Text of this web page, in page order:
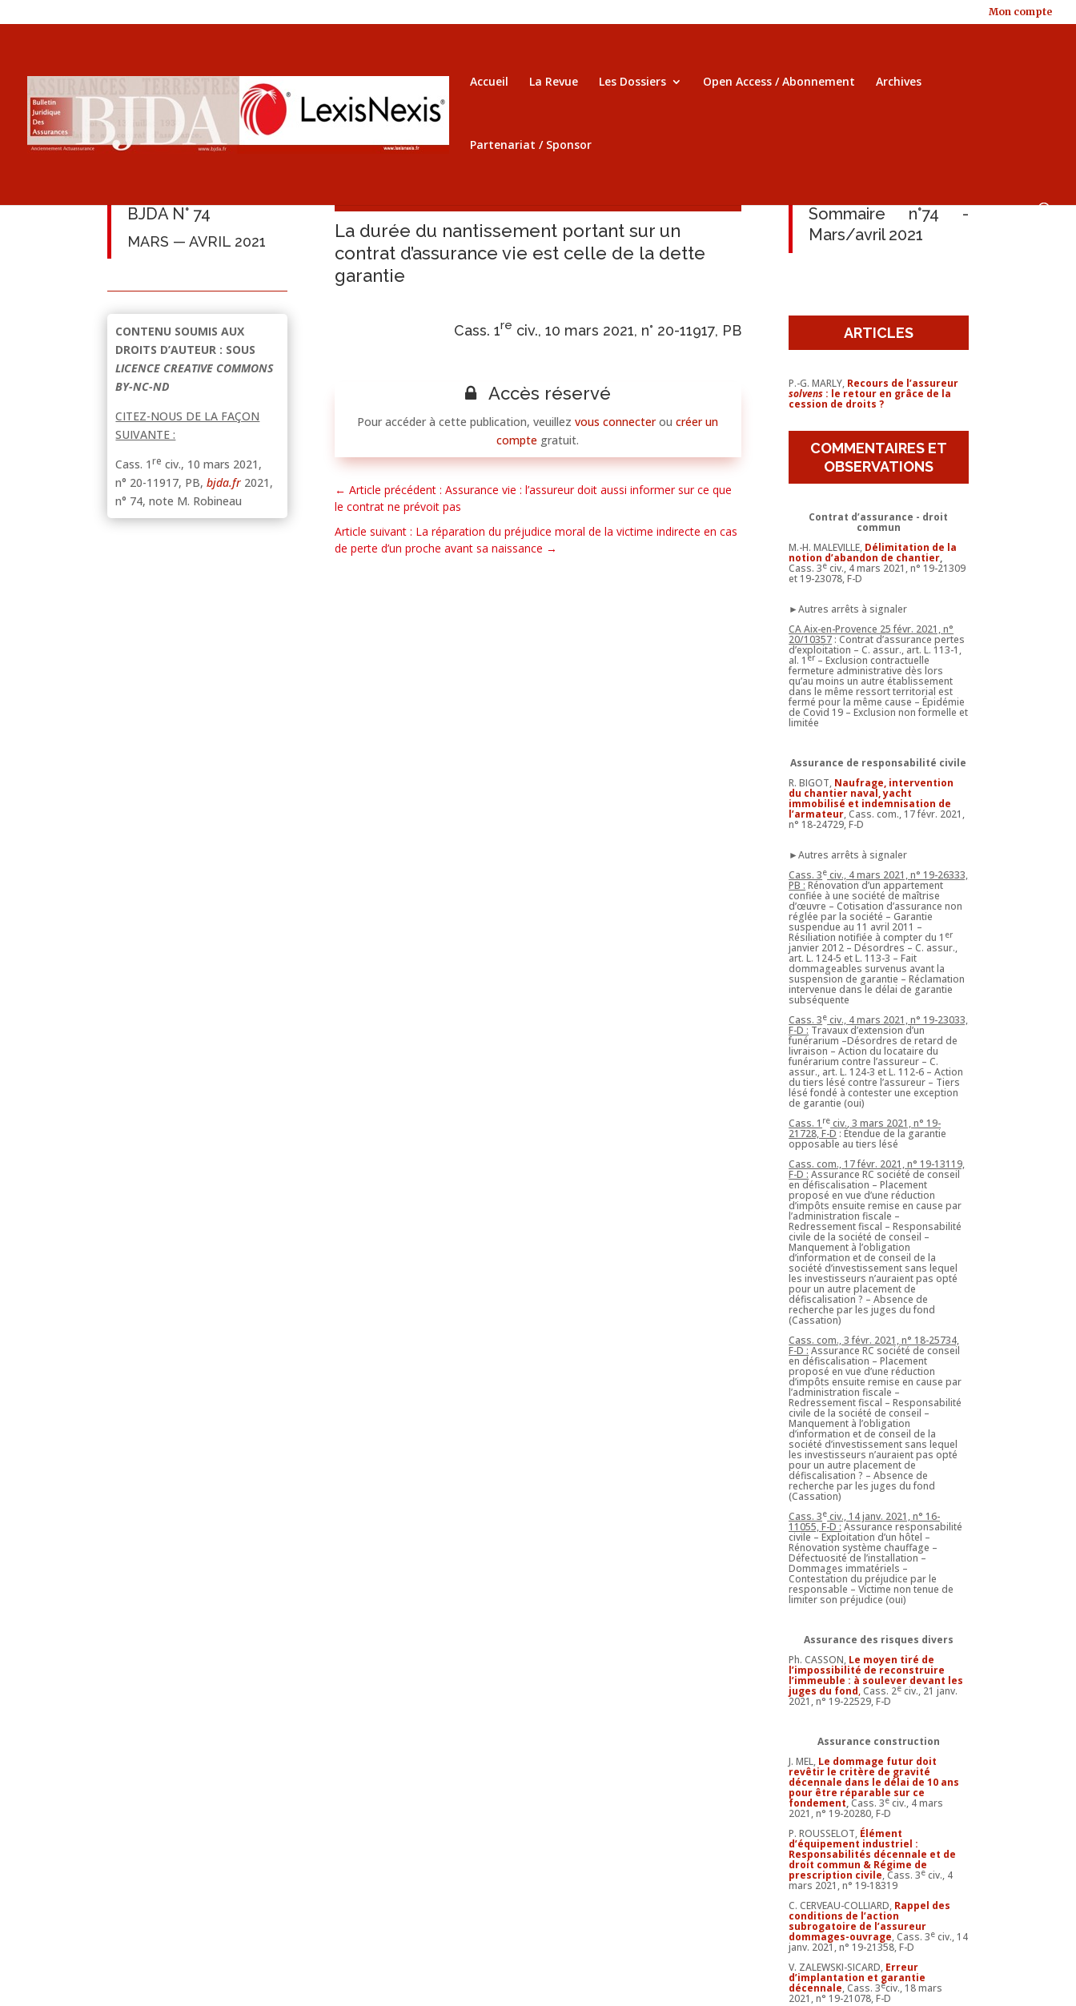
Mon compte
Accueil La Revue Les Dossiers Open Access / Abonnement Archives
Partenariat / Sponsor
BJDA N° 74
MARS — AVRIL 2021
CONTENU SOUMIS AUX
DROITS D’AUTEUR : SOUS
LICENCE CREATIVE COMMONS
BY-NC-ND
CITEZ-NOUS DE LA FAÇON
SUIVANTE :
Cass. 1re civ., 10 mars 2021,
n° 20-11917, PB,bjda.fr 2021,
n° 74, note M. Robineau
La durée du nantissement portant sur un
contrat d’assurance vie est celle de la dette
garantie
Cass. 1re civ., 10 mars 2021, n° 20-11917, PB
Accès réservé
Pour accéder à cette publication, veuillezvous connecteroucréer un
compte gratuit.
← Article précédent : Assurance vie : l’assureur doit aussi informer sur ce que
le contrat ne prévoit pas
Article suivant : La réparation du préjudice moral de la victime indirecte en cas
de perte d’un proche avant sa naissance →
Sommaire n°74 -
Mars/avril 2021
ARTICLES
P.-G. MARLY, Recours de l’assureur
solvens : le retour en grâce de la
cession de droits ?
COMMENTAIRES ET
OBSERVATIONS
Contrat d’assurance - droit
commun
M.-H. MALEVILLE, Délimitation de la
notion d’abandon de chantier,
Cass. 3e civ., 4 mars 2021, n° 19-21309
et 19-23078, F-D
►Autres arrêts à signaler
CA Aix-en-Provence 25 févr. 2021, n°
20/10357 : Contrat d’assurance pertes
d’exploitation – C. assur., art. L. 113-1,
al. 1er – Exclusion contractuelle
fermeture administrative dès lors
qu’au moins un autre établissement
dans le même ressort territorial est
fermé pour la même cause – Épidémie
de Covid 19 – Exclusion non formelle et
limitée
Assurance de responsabilité civile
R. BIGOT, Naufrage, intervention
du chantier naval, yacht
immobilisé et indemnisation de
l’armateur, Cass. com., 17 févr. 2021,
n° 18-24729, F-D
►Autres arrêts à signaler
Cass. 3e civ., 4 mars 2021, n° 19-26333,
PB : Rénovation d’un appartement
confiée à une société de maîtrise
d’œuvre – Cotisation d’assurance non
réglée par la société – Garantie
suspendue au 11 avril 2011 –
Résiliation notifiée à compter du 1 er
janvier 2012 – Désordres – C. assur.,
art. L. 124-5 et L. 113-3 – Fait
dommageables survenus avant la
suspension de garantie – Réclamation
intervenue dans le délai de garantie
subséquente
Cass. 3e civ., 4 mars 2021, n° 19-23033,
F-D : Travaux d’extension d’un
funérarium –Désordres de retard de
livraison – Action du locataire du
funérarium contre l’assureur – C.
assur., art. L. 124-3 et L. 112-6 – Action
du tiers lésé contre l’assureur – Tiers
lésé fondé à contester une exception
de garantie (oui)
Cass. 1 re civ., 3 mars 2021, n° 19-
21728, F-D : Étendue de la garantie
opposable au tiers lésé
Cass. com., 17 févr. 2021, n° 19-13119,
F-D : Assurance RC société de conseil
en défiscalisation – Placement
proposé en vue d’une réduction
d’impôts ensuite remise en cause par
l’administration fiscale –
Redressement fiscal – Responsabilité
civile de la société de conseil –
Manquement à l’obligation
d’information et de conseil de la
société d’investissement sans lequel
les investisseurs n’auraient pas opté
pour un autre placement de
défiscalisation ? – Absence de
recherche par les juges du fond
(Cassation)
Cass. com., 3 févr. 2021, n° 18-25734,
F-D : Assurance RC société de conseil
en défiscalisation – Placement
proposé en vue d’une réduction
d’impôts ensuite remise en cause par
l’administration fiscale –
Redressement fiscal – Responsabilité
civile de la société de conseil –
Manquement à l’obligation
d’information et de conseil de la
société d’investissement sans lequel
les investisseurs n’auraient pas opté
pour un autre placement de
défiscalisation ? – Absence de
recherche par les juges du fond
(Cassation)
Cass. 3e civ., 14 janv. 2021, n° 16-
11055, F-D : Assurance responsabilité
civile – Exploitation d’un hôtel –
Rénovation système chauffage –
Défectuosité de l’installation –
Dommages immatériels –
Contestation du préjudice par le
responsable – Victime non tenue de
limiter son préjudice (oui)
Assurance des risques divers
Ph. CASSON, Le moyen tiré de
l’impossibilité de reconstruire
l’immeuble : à soulever devant les
juges du fond,Cass. 2e civ., 21 janv.
2021, n° 19-22529, F-D
Assurance construction
J. MEL, Le dommage futur doit
revêtir le critère de gravité
décennale dans le délai de 10 ans
pour être réparable sur ce
fondement,Cass. 3e civ., 4 mars
2021, n° 19-20280, F-D
P. ROUSSELOT, Élément
d’équipement industriel :
Responsabilités décennale et de
droit commun & Régime de
prescription civile, Cass. 3e civ., 4
mars 2021, n° 19-18319
C. CERVEAU-COLLIARD, Rappel des
conditions de l’action
subrogatoire de l’assureur
dommages-ouvrage, Cass. 3e civ., 14
janv. 2021, n° 19-21358, F-D
V. ZALEWSKI-SICARD, Erreur
d’implantation et garantie
décennale, Cass. 3eciv., 18 mars
2021, n° 19-21078, F-D